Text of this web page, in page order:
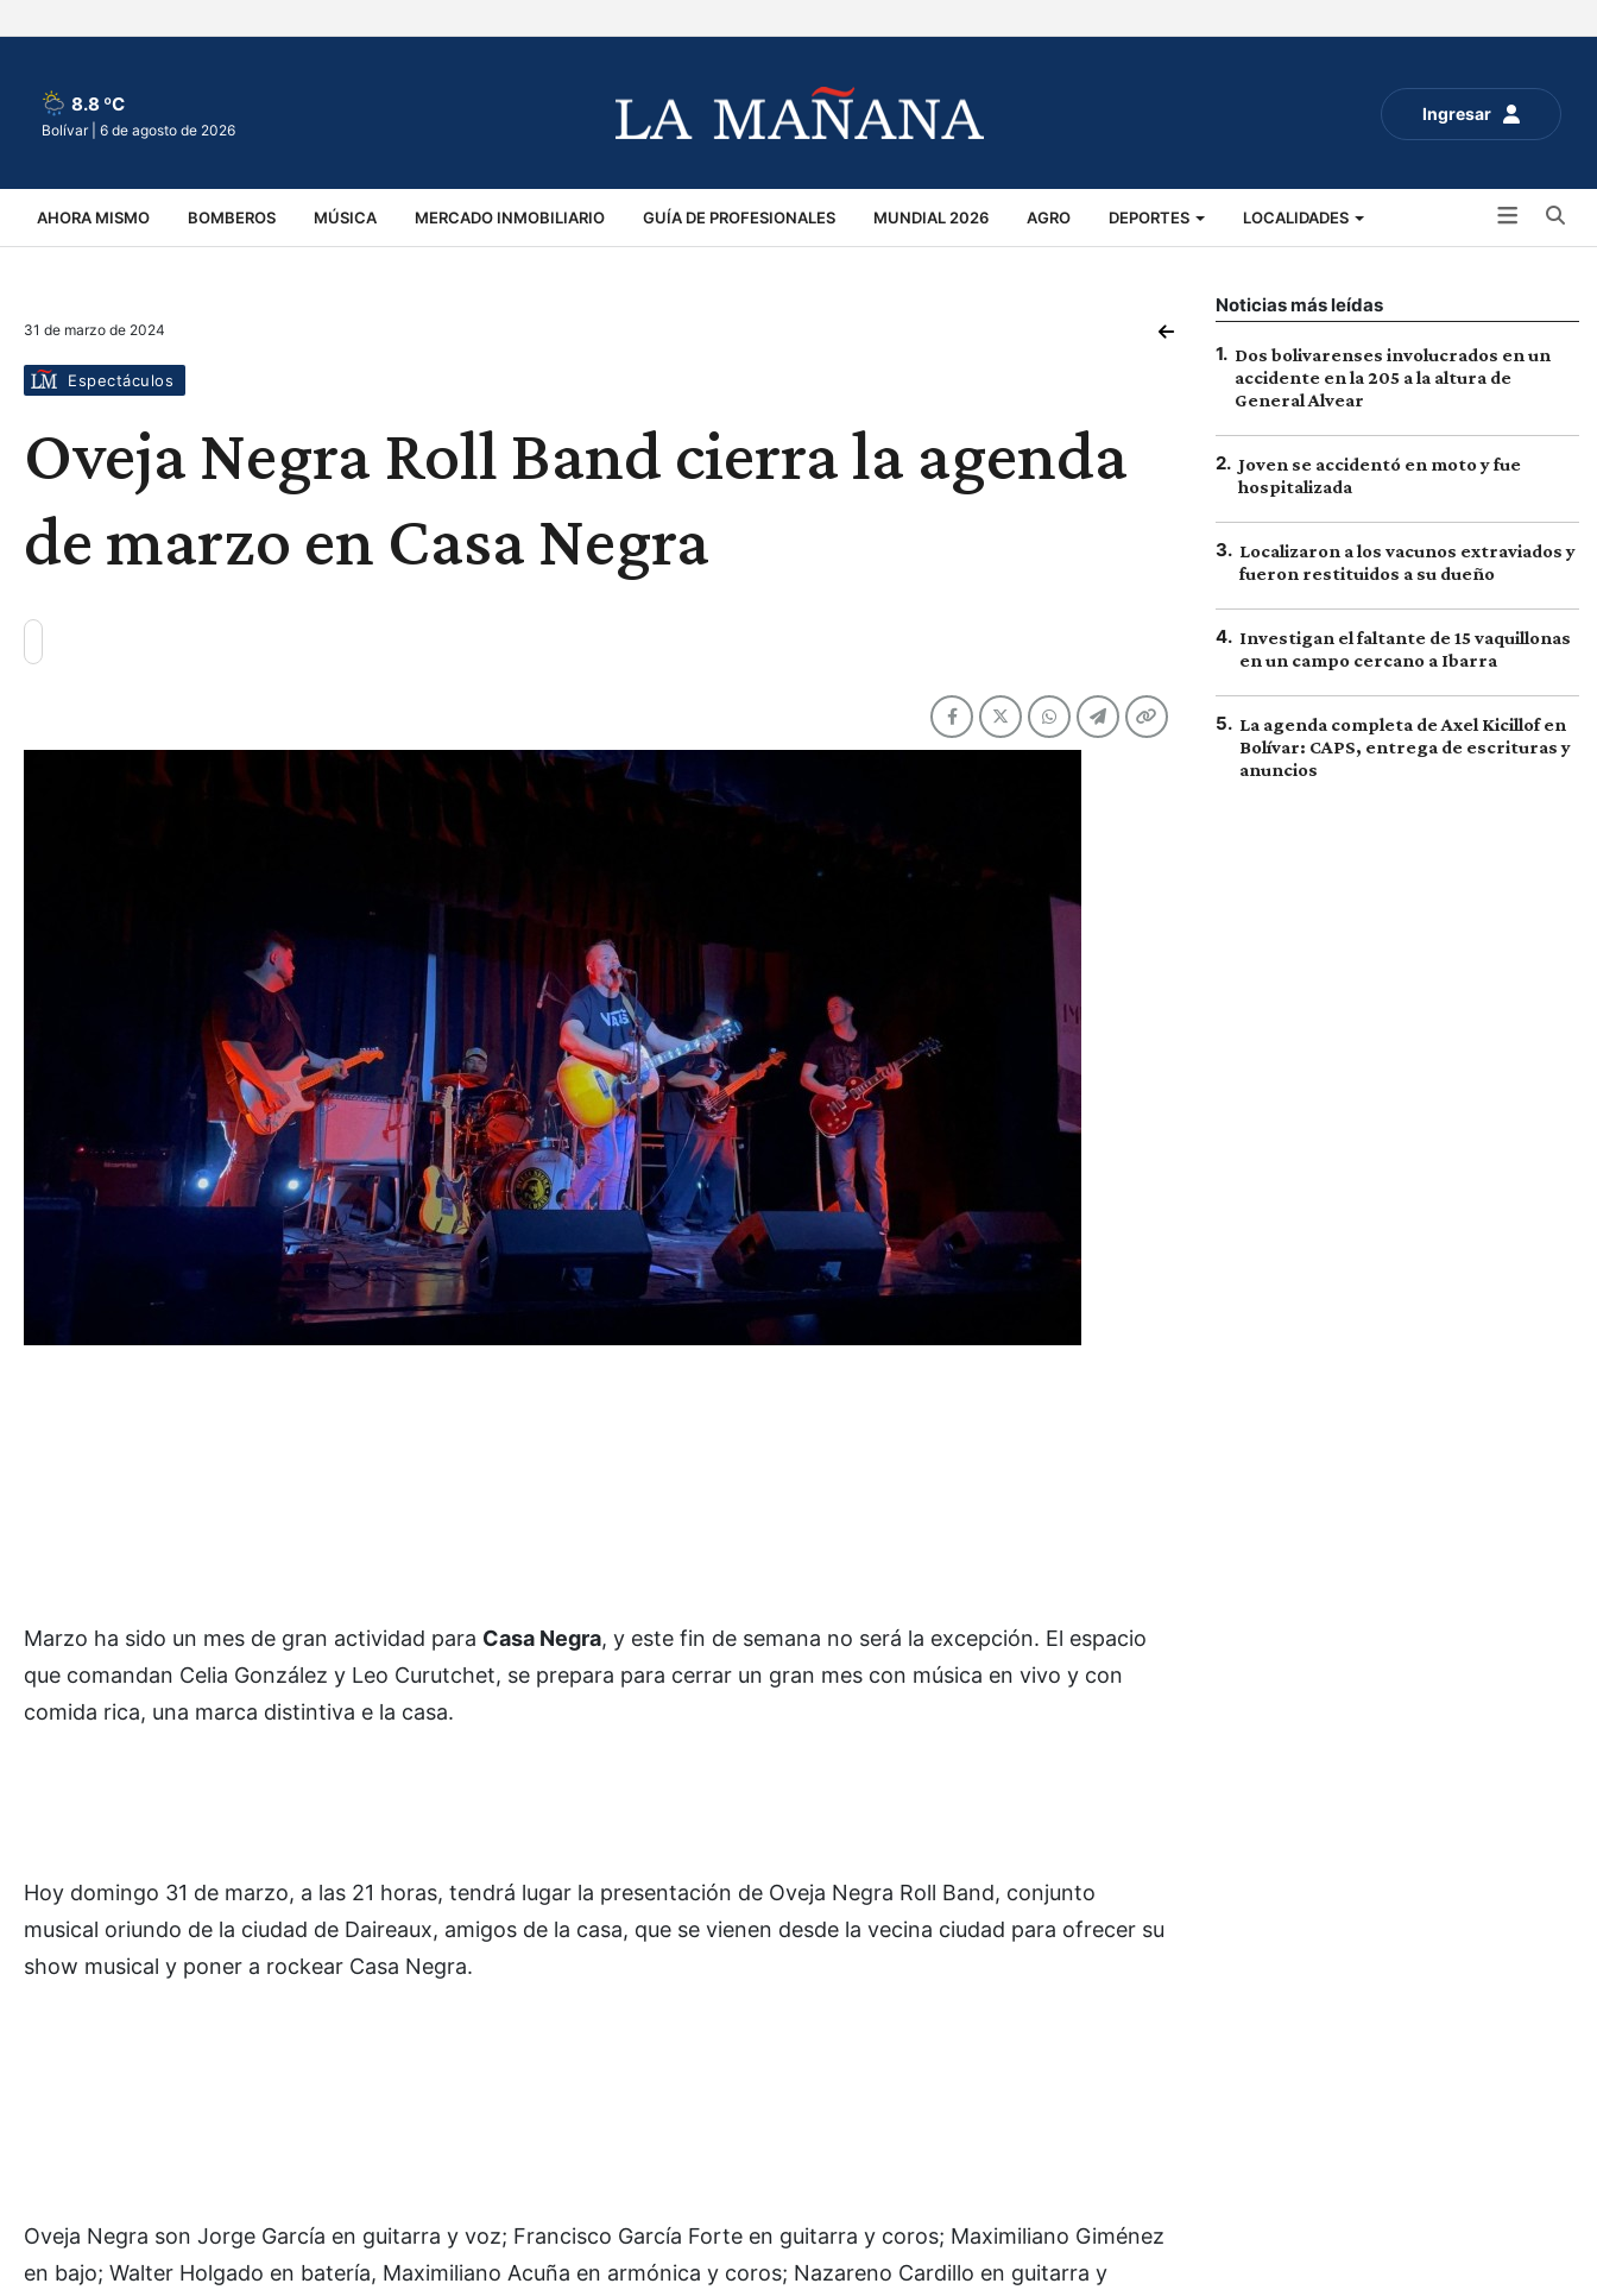
Ingresar
8.8 ºC
Bolívar | 6 de agosto de 2026
AHORA MISMO BOMBEROS MÚSICA MERCADO INMOBILIARIO GUÍA DE PROFESIONALES MUNDIAL 2026 AGRO DEPORTES LOCALIDADES
VIRALES ACCIDENTES
31 de marzo de 2024
Espectáculos
Oveja Negra Roll Band cierra la agenda
de marzo en Casa Negra
Marzo ha sido un mes de gran actividad para Casa Negra, y este fin de semana no será la excepción. El espacio
que comandan Celia González y Leo Curutchet, se prepara para cerrar un gran mes con música en vivo y con
comida rica, una marca distintiva e la casa.
Hoy domingo 31 de marzo, a las 21 horas, tendrá lugar la presentación de Oveja Negra Roll Band, conjunto
musical oriundo de la ciudad de Daireaux, amigos de la casa, que se vienen desde la vecina ciudad para ofrecer su
show musical y poner a rockear Casa Negra.
Oveja Negra son Jorge García en guitarra y voz; Francisco García Forte en guitarra y coros; Maximiliano Giménez
en bajo; Walter Holgado en batería, Maximiliano Acuña en armónica y coros; Nazareno Cardillo en guitarra y
Noticias más leídas
1. Dos bolivarenses involucrados en un
accidente en la 205 a la altura de
General Alvear
2. Joven se accidentó en moto y fue
hospitalizada
3. Localizaron a los vacunos extraviados y
fueron restituidos a su dueño
4. Investigan el faltante de 15 vaquillonas
en un campo cercano a Ibarra
5. La agenda completa de Axel Kicillof en
Bolívar: CAPS, entrega de escrituras y
anuncios